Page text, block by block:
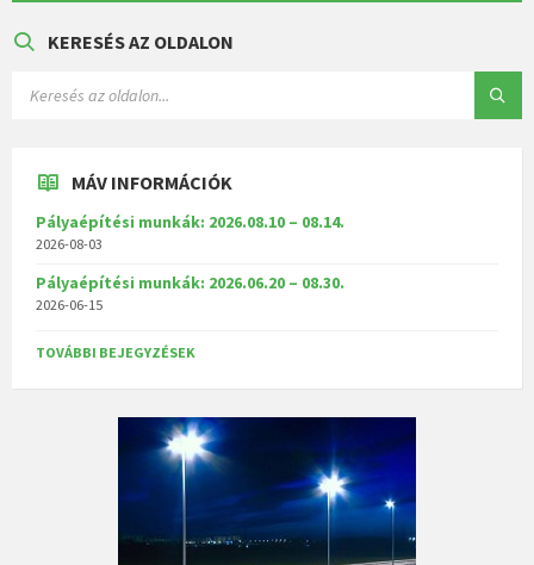
KERESÉS AZ OLDALON
MÁV INFORMÁCIÓK
Pályaépítési munkák: 2026.08.10 – 08.14.
2026-08-03
Pályaépítési munkák: 2026.06.20 – 08.30.
2026-06-15
TOVÁBBI BEJEGYZÉSEK